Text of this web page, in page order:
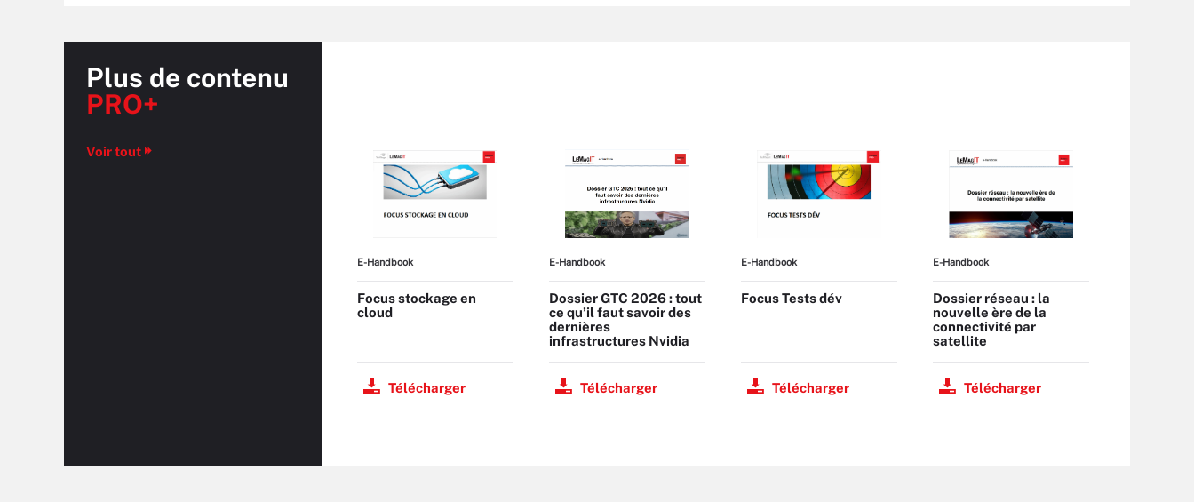
Plus de contenu
PRO+
Voir tout
E-Handbook
Focus stockage en
cloud
Télécharger
E-Handbook
Dossier GTC 2026 : tout
ce qu’il faut savoir des
dernières
infrastructures Nvidia
Télécharger
E-Handbook
Focus Tests dév
Télécharger
E-Handbook
Dossier réseau : la
nouvelle ère de la
connectivité par
satellite
Télécharger